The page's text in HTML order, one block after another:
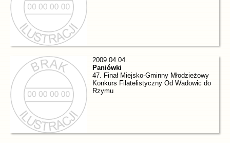
2009.04.04.
Paniówki
47. Finał Miejsko-Gminny Młodzieżowy
Konkurs Filatelistyczny Od Wadowic do
Rzymu